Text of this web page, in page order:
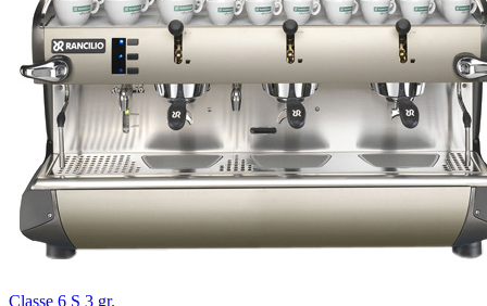
Classe 6 S 3 gr.